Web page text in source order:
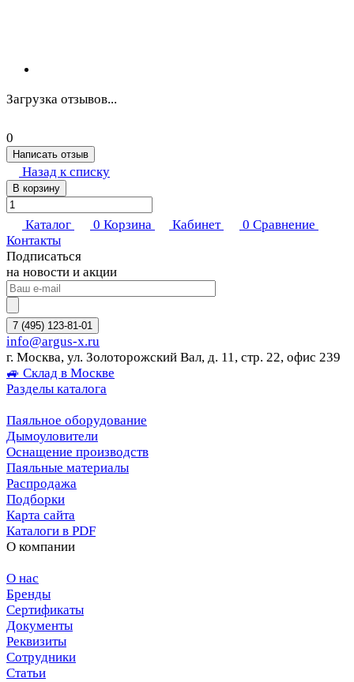
Загрузка отзывов...
0
Написать отзыв
Назад к списку
В корзину
Каталог 0 Корзина Кабинет 0 Сравнение
Контакты
Подписаться
на новости и акции
7 (495) 123-81-01
info@argus-x.ru
г. Москва, ул. Золоторожский Вал, д. 11, стр. 22, офис 239
🚙 Склад в Москве
Разделы каталога
Паяльное оборудование
Дымоуловители
Оснащение производств
Паяльные материалы
Распродажа
Подборки
Карта сайта
Каталоги в PDF
О компании
О нас
Бренды
Сертификаты
Документы
Реквизиты
Сотрудники
Статьи